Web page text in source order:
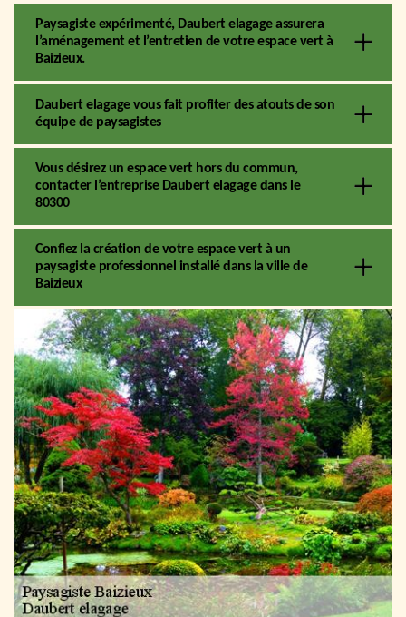
Paysagiste expérimenté, Daubert elagage assurera
l’aménagement et l’entretien de votre espace vert à
Baizieux.
Daubert elagage vous fait profiter des atouts de son
équipe de paysagistes
Vous désirez un espace vert hors du commun,
contacter l’entreprise Daubert elagage dans le
80300
Confiez la création de votre espace vert à un
paysagiste professionnel installé dans la ville de
Baizieux